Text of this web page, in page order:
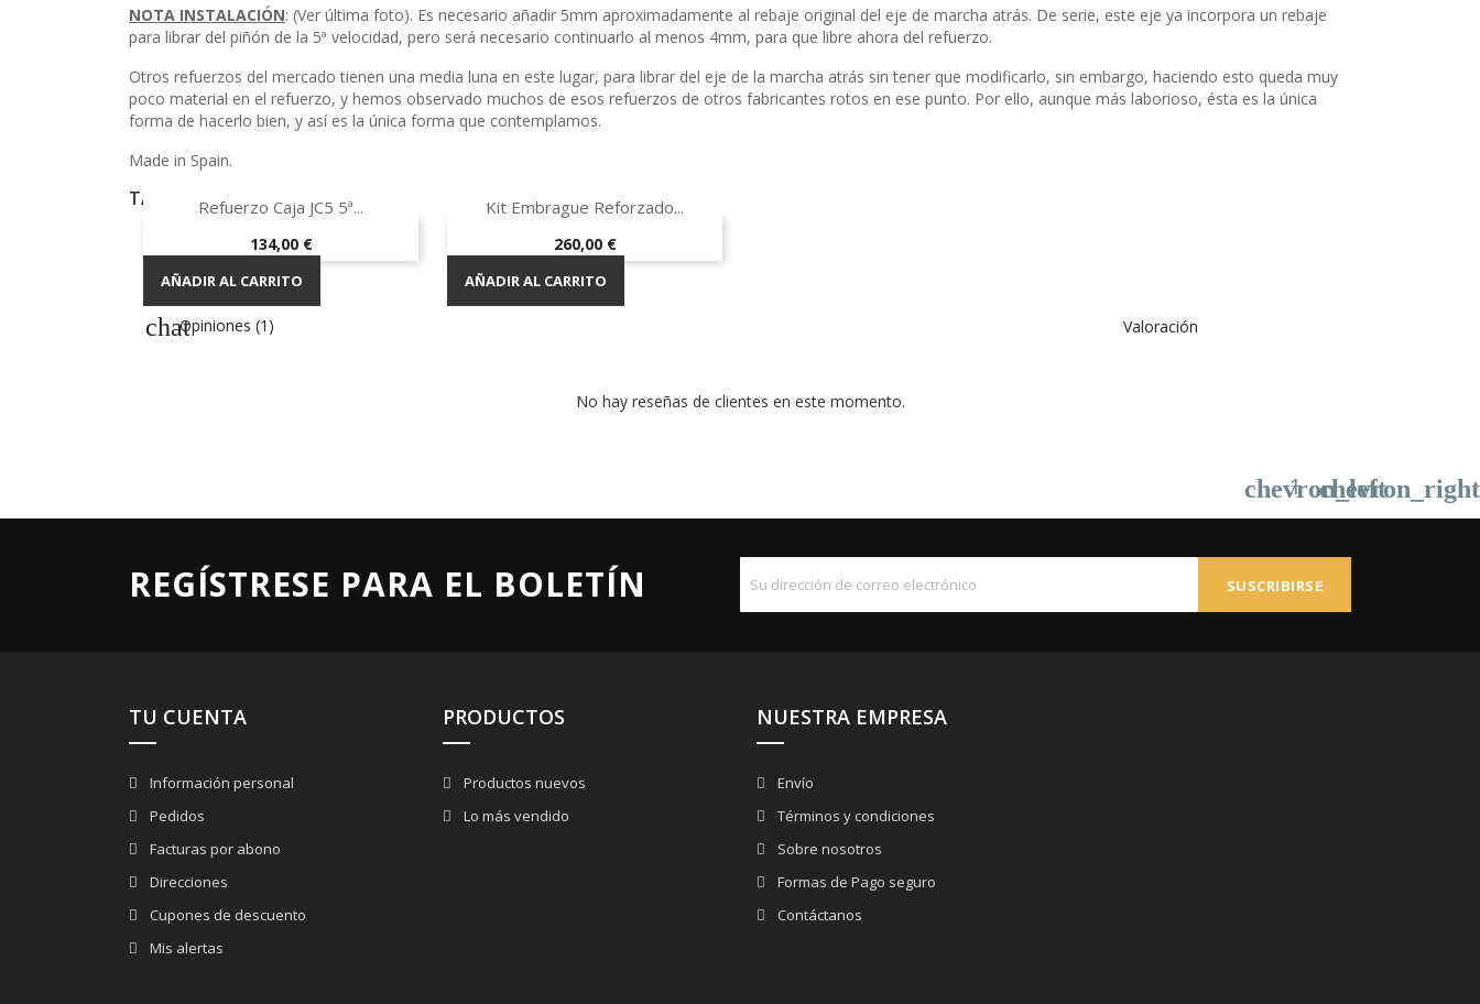
NOTA INSTALACIÓN: (Ver última foto). Es necesario añadir 5mm aproximadamente al rebaje original del eje de marcha atrás. De serie, este eje ya incorpora un rebaje
para librar del piñón de la 5ª velocidad, pero será necesario continuarlo al menos 4mm, para que libre ahora del refuerzo.
Otros refuerzos del mercado tienen una media luna en este lugar, para librar del eje de la marcha atrás sin tener que modificarlo, sin embargo, haciendo esto queda muy
poco material en el refuerzo, y hemos observado muchos de esos refuerzos de otros fabricantes rotos en ese punto. Por ello, aunque más laborioso, ésta es la única
forma de hacerlo bien, y así es la única forma que contemplamos.
Made in Spain.
TAMBIÉN PODRÍA INTERESARLE
 Vista rápida
Refuerzo Caja JC5 5ª...
Precio
134,00 €
AÑADIR AL CARRITO
 Vista rápida
Kit Embrague Reforzado...
Precio
260,00 €
AÑADIR AL CARRITO
Opiniones (1) Valoración
No hay reseñas de clientes en este momento.
chevron_left
1 chevron_right
REGÍSTRESE PARA EL BOLETÍN
TU CUENTA
Información personal
Pedidos
Facturas por abono
Direcciones
Cupones de descuento
Mis alertas
PRODUCTOS
Productos nuevos
Lo más vendido
NUESTRA EMPRESA
Envío
Términos y condiciones
Sobre nosotros
Formas de Pago seguro
Contáctanos